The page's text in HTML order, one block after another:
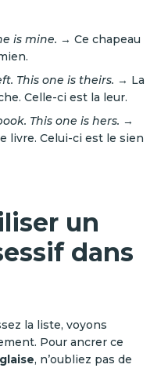
is mine. → Ce chapeau
This one is theirs. → La
Celle-ci est la leur.
This one is hers. →
livre. Celui-ci est le sien
un
dans
la liste, voyons
Pour ancrer ce
, n’oubliez pas de